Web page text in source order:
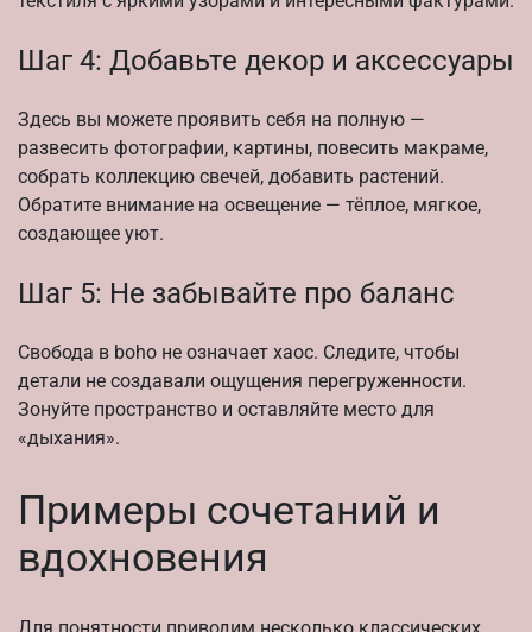
Шаг 4: Добавьте декор и аксессуары
Здесь вы можете проявить себя на полную —
развесить фотографии, картины, повесить макраме,
собрать коллекцию свечей, добавить растений.
Обратите внимание на освещение — тёплое, мягкое,
создающее уют.
Шаг 5: Не забывайте про баланс
Свобода в boho не означает хаос. Следите, чтобы
детали не создавали ощущения перегруженности.
Зонуйте пространство и оставляйте место для
«дыхания».
Примеры сочетаний и
вдохновения